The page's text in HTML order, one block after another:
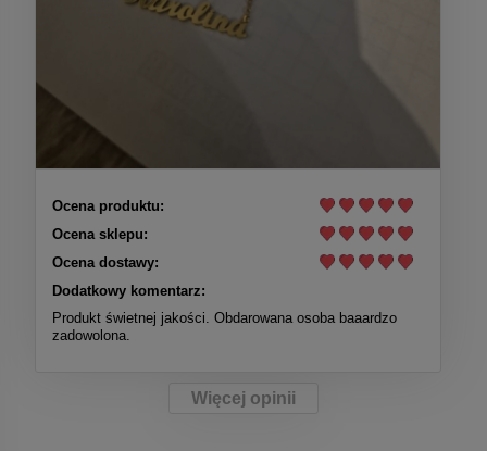
Ocena produktu:
Ocena sklepu:
Ocena dostawy:
Dodatkowy komentarz:
Produkt świetnej jakości. Obdarowana osoba baaardzo
zadowolona.
Więcej opinii